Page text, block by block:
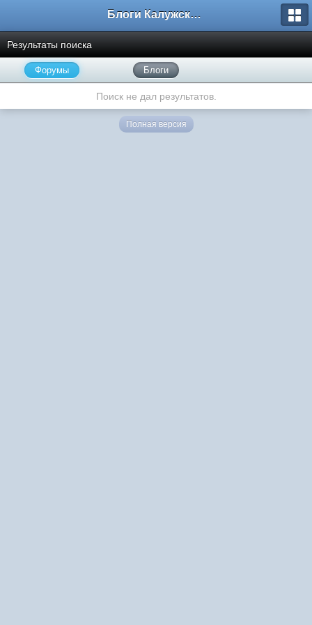
Блоги Калужского перекрестка
Результаты поиска
Форумы Блоги
Поиск не дал результатов.
Полная версия